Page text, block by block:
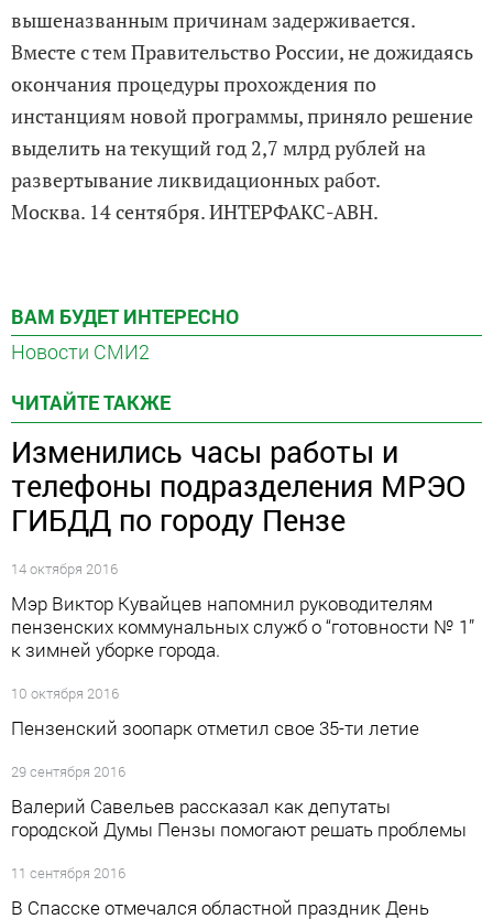
вышеназванным причинам задерживается.
Вместе с тем Правительство России, не дожидаясь
окончания процедуры прохождения по
инстанциям новой программы, приняло решение
выделить на текущий год 2,7 млрд рублей на
развертывание ликвидационных работ.
Москва. 14 сентября. ИНТЕРФАКС-АВН.
ВАМ БУДЕТ ИНТЕРЕСНО
Новости СМИ2
ЧИТАЙТЕ ТАКЖЕ
Изменились часы работы и
телефоны подразделения МРЭО
ГИБДД по городу Пензе
14 октября 2016
Мэр Виктор Кувайцев напомнил руководителям
пензенских коммунальных служб о “готовности № 1”
к зимней уборке города.
10 октября 2016
Пензенский зоопарк отметил свое 35-ти летие
29 сентября 2016
Валерий Савельев рассказал как депутаты
городской Думы Пензы помогают решать проблемы
11 сентября 2016
В Спасске отмечался областной праздник День